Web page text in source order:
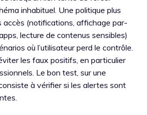
inhabituel. Une politique plus
accès (notifications, affichage par-
lecture de contenus sensibles)
où l’utilisateur perd le contrôle.
les faux positifs, en particulier
Le bon test, sur une
à vérifier si les alertes sont